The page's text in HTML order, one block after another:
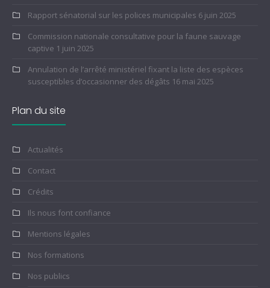
Rapport sénatorial sur les polices municipales 6 juin 2025
Commission nationale consultative pour la faune sauvage
captive 1 juin 2025
Annulation de l’arrêté ministériel fixant la liste des espèces
susceptibles d’occasionner des dégâts 16 mai 2025
Plan du site
Actualités
Contact
Crédits
Ils nous font confiance
Mentions légales
Nos formations
Nos publics